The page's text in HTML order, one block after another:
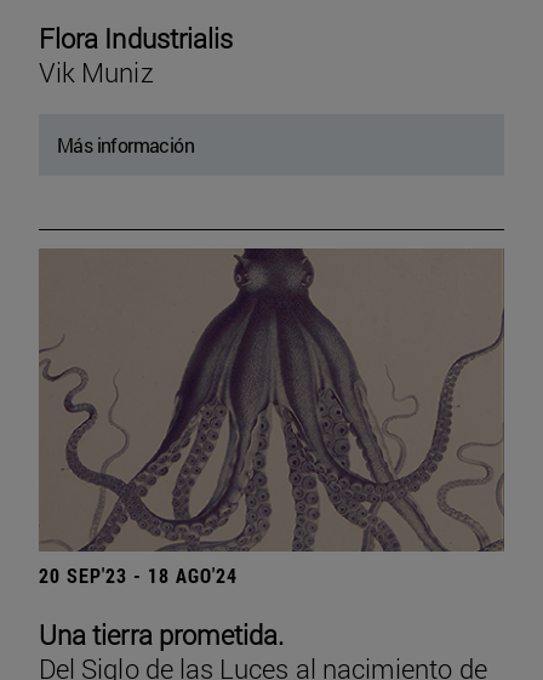
Flora Industrialis
Vik Muniz
Más información
20 SEP'23 - 18 AGO'24
Una tierra prometida.
Del Siglo de las Luces al nacimiento de